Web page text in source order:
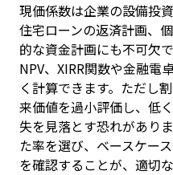
現価係数は企業の設備投
住宅ローンの返済計画、
的な資金計画にも不可欠
NPV、XIRR関数や金融電
く計算できます。ただし
来価値を過小評価し、低
失を見落とす恐れがあり
た率を選び、ベースケー
を確認することが、適切